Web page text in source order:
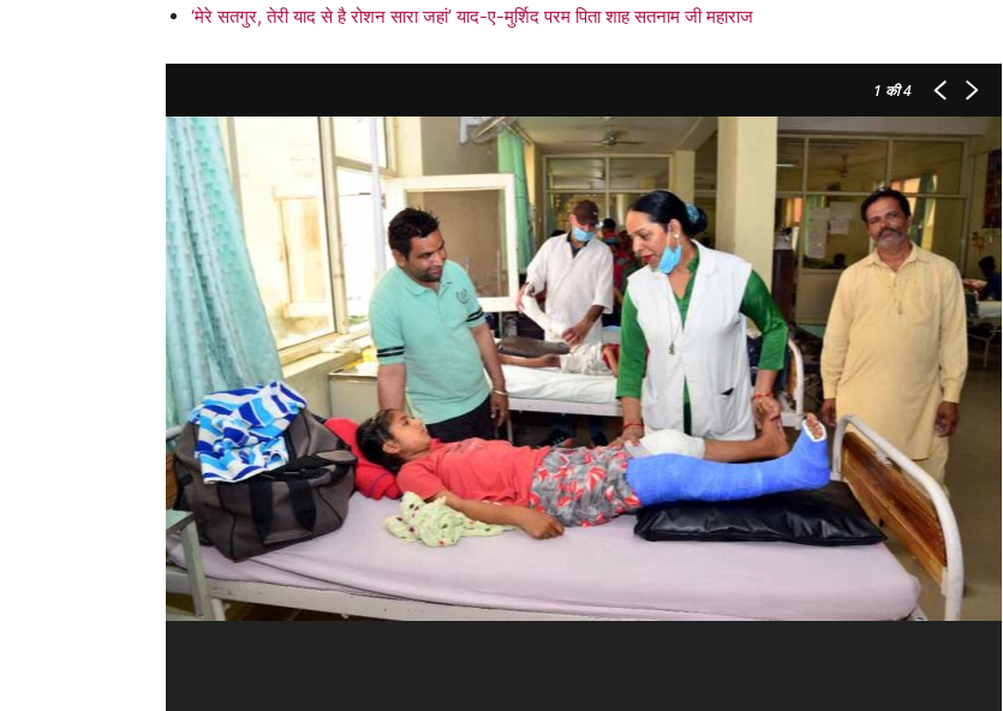
‘मेरे सतगुर, तेरी याद से है रोशन सारा जहां’ याद-ए-मुर्शिद परम पिता शाह सतनाम जी महाराज
1 की 4